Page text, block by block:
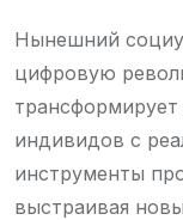
Нынешний
цифровую
индивидов с
инструменты
выстраивая